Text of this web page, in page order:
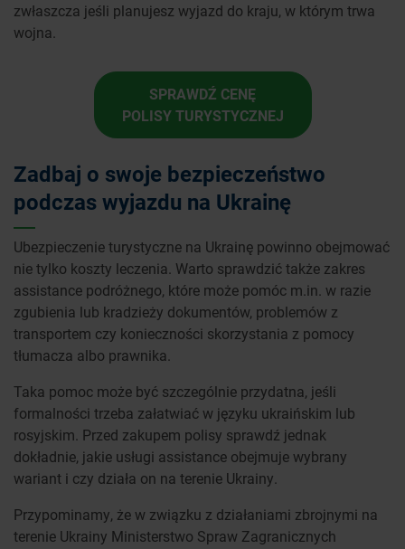
zwłaszcza jeśli planujesz wyjazd do kraju, w którym trwa
wojna.
SPRAWDŹ CENĘ
POLISY TURYSTYCZNEJ
Zadbaj o swoje bezpieczeństwo
podczas wyjazdu na Ukrainę
Ubezpieczenie turystyczne na Ukrainę powinno obejmować
nie tylko koszty leczenia. Warto sprawdzić także zakres
assistance podróżnego, które może pomóc m.in. w razie
zgubienia lub kradzieży dokumentów, problemów z
transportem czy konieczności skorzystania z pomocy
tłumacza albo prawnika.
Taka pomoc może być szczególnie przydatna, jeśli
formalności trzeba załatwiać w języku ukraińskim lub
rosyjskim. Przed zakupem polisy sprawdź jednak
dokładnie, jakie usługi assistance obejmuje wybrany
wariant i czy działa on na terenie Ukrainy.
Przypominamy, że w związku z działaniami zbrojnymi na
terenie Ukrainy Ministerstwo Spraw Zagranicznych